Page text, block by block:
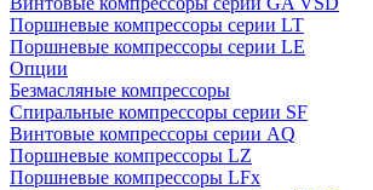
Поршневые компрессоры серии LT
Поршневые компрессоры серии LE
Опции
Безмасляные компрессоры
Спиральные компрессоры серии SF
Винтовые компрессоры серии AQ
Поршневые компрессоры LZ
Поршневые компрессоры LFx